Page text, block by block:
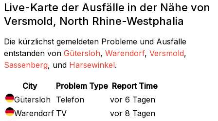
Live-Karte der Ausfälle in der Nähe von
Versmold, North Rhine-Westphalia
Die kürzlichst gemeldeten Probleme und Ausfälle
entstanden von Gütersloh, Warendorf, Versmold,
Sassenberg, und Harsewinkel.
City Problem Type Report Time
Gütersloh Telefon
vor 6 Tagen
Warendorf TV
vor 8 Tagen